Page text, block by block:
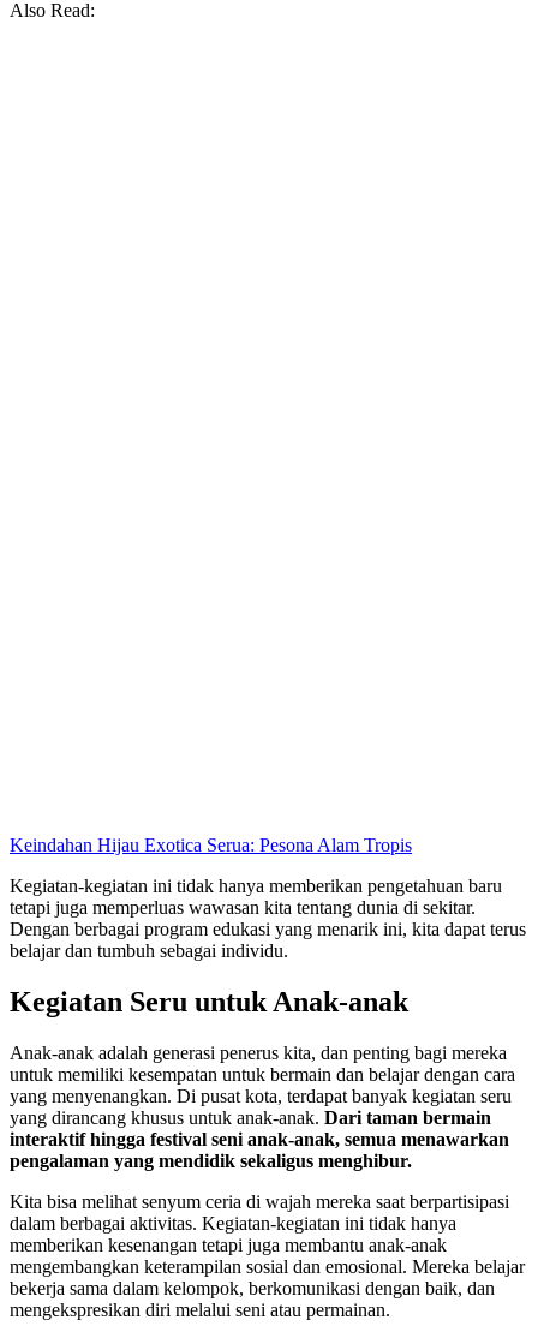
Also Read:
Keindahan Hijau Exotica Serua: Pesona Alam Tropis
Kegiatan-kegiatan ini tidak hanya memberikan pengetahuan baru
tetapi juga memperluas wawasan kita tentang dunia di sekitar.
Dengan berbagai program edukasi yang menarik ini, kita dapat terus
belajar dan tumbuh sebagai individu.
Kegiatan Seru untuk Anak-anak
Anak-anak adalah generasi penerus kita, dan penting bagi mereka
untuk memiliki kesempatan untuk bermain dan belajar dengan cara
yang menyenangkan. Di pusat kota, terdapat banyak kegiatan seru
yang dirancang khusus untuk anak-anak. Dari taman bermain
interaktif hingga festival seni anak-anak, semua menawarkan
pengalaman yang mendidik sekaligus menghibur.
Kita bisa melihat senyum ceria di wajah mereka saat berpartisipasi
dalam berbagai aktivitas. Kegiatan-kegiatan ini tidak hanya
memberikan kesenangan tetapi juga membantu anak-anak
mengembangkan keterampilan sosial dan emosional. Mereka belajar
bekerja sama dalam kelompok, berkomunikasi dengan baik, dan
mengekspresikan diri melalui seni atau permainan.